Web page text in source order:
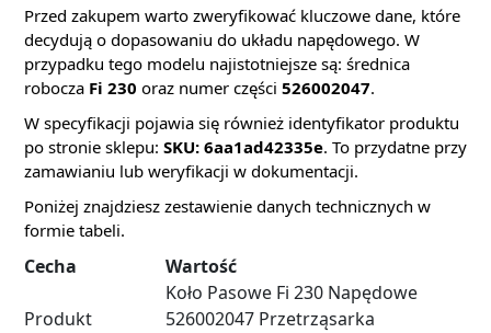
Przed zakupem warto zweryfikować kluczowe dane, które
decydują o dopasowaniu do układu napędowego. W
przypadku tego modelu najistotniejsze są: średnica
robocza Fi 230 oraz numer części 526002047.
W specyfikacji pojawia się również identyfikator produktu
po stronie sklepu: SKU: 6aa1ad42335e. To przydatne przy
zamawianiu lub weryfikacji w dokumentacji.
Poniżej znajdziesz zestawienie danych technicznych w
formie tabeli.
Cecha Wartość
Produkt
Koło Pasowe Fi 230 Napędowe
526002047 Przetrząsarka